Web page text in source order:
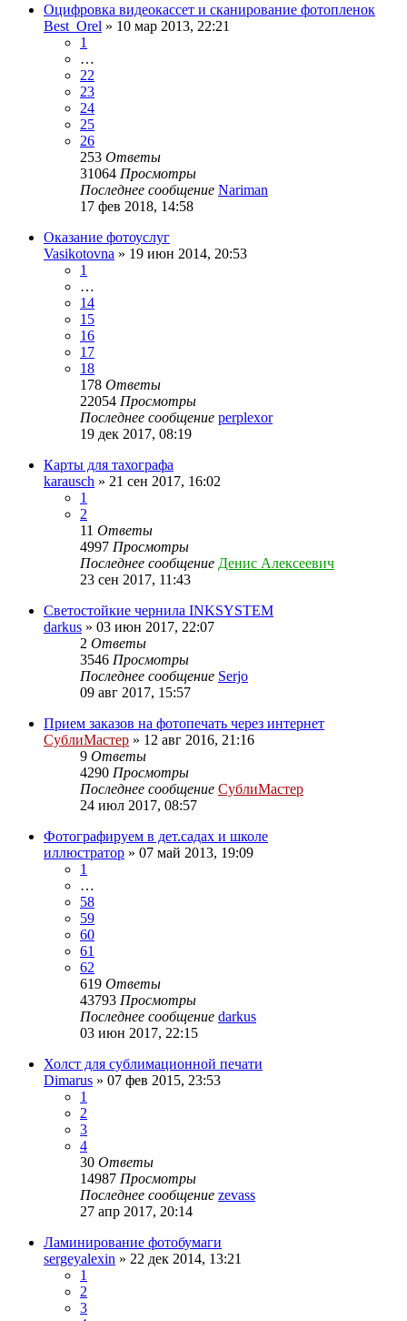
Оцифровка видеокассет и сканирование фотопленок
Best_Orel » 10 мар 2013, 22:21
1
…
22
23
24
25
26
253 Ответы
31064 Просмотры
Последнее сообщение Nariman
17 фев 2018, 14:58
Оказание фотоуслуг
Vasikotovna » 19 июн 2014, 20:53
1
…
14
15
16
17
18
178 Ответы
22054 Просмотры
Последнее сообщение perplexor
19 дек 2017, 08:19
Карты для тахографа
karausch » 21 сен 2017, 16:02
1
2
11 Ответы
4997 Просмотры
Последнее сообщение Денис Алексеевич
23 сен 2017, 11:43
Светостойкие чернила INKSYSTEM
darkus » 03 июн 2017, 22:07
2 Ответы
3546 Просмотры
Последнее сообщение Serjo
09 авг 2017, 15:57
Прием заказов на фотопечать через интернет
СублиМастер » 12 авг 2016, 21:16
9 Ответы
4290 Просмотры
Последнее сообщение СублиМастер
24 июл 2017, 08:57
Фотографируем в дет.садах и школе
иллюстратор » 07 май 2013, 19:09
1
…
58
59
60
61
62
619 Ответы
43793 Просмотры
Последнее сообщение darkus
03 июн 2017, 22:15
Холст для сублимационной печати
Dimarus » 07 фев 2015, 23:53
1
2
3
4
30 Ответы
14987 Просмотры
Последнее сообщение zevass
27 апр 2017, 20:14
Ламинирование фотобумаги
sergeyalexin » 22 дек 2014, 13:21
1
2
3